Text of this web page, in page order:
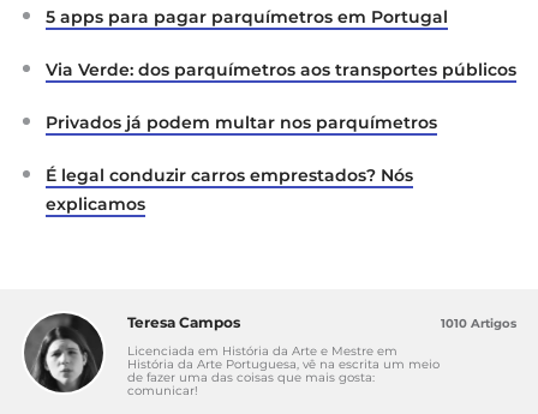
5 apps para pagar parquímetros em Portugal
Via Verde: dos parquímetros aos transportes públicos
Privados já podem multar nos parquímetros
É legal conduzir carros emprestados? Nós
explicamos
Teresa Campos
Licenciada em História da Arte e Mestre em
História da Arte Portuguesa, vê na escrita um meio
de fazer uma das coisas que mais gosta:
comunicar!
1010 Artigos